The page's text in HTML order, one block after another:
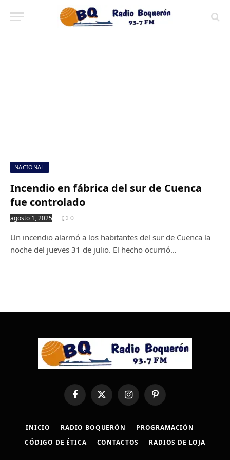
NACIONAL
Incendio en fábrica del sur de Cuenca
fue controlado
agosto 1, 2025 0
Un incendio alarmó a los habitantes del sur de Cuenca la
noche del jueves 31 de julio. El hecho ocurrió…
FacebookX
(Twitter)
InstagramPinterest
INICIO RADIO BOQUERÓN
PROGRAMACIÓN
CÓDIGO DE ÉTICA
CONTACTOS RADIOS DE LOJA